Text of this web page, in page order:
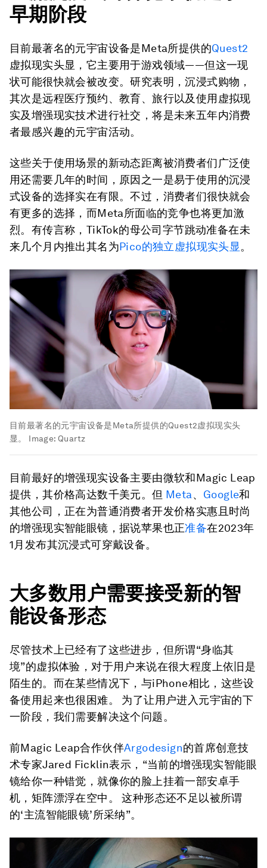
早期阶段
目前最著名的元宇宙设备是Meta所提供的Quest2
虚拟现实头显，它主要用于游戏领域——但这一现
状可能很快就会被改变。研究表明，沉浸式购物，
其次是远程医疗预约、教育、旅行以及使用虚拟现
实及增强现实技术进行社交，将是未来五年内消费
者最感兴趣的元宇宙活动。
这些关于使用场景的新动态距离被消费者们广泛使
用还需要几年的时间，原因之一是易于使用的沉浸
式设备的选择实在有限。不过，消费者们很快就会
有更多的选择，而Meta所面临的竞争也将更加激
烈。有传言称，TikTok的母公司字节跳动准备在未
来几个月内推出其名为Pico的独立虚拟现实头显。
目前最著名的元宇宙设备是Meta所提供的Quest2虚拟现实头
显。
Image: Quartz
目前最好的增强现实设备主要由微软和Magic Leap
提供，其价格高达数千美元。但 Meta、 Google和
其他公司，正在为普通消费者开发价格实惠且时尚
的增强现实智能眼镜，据说苹果也正准备在2023年
1月发布其沉浸式可穿戴设备。
大多数用户需要接受新的智
能设备形态
尽管技术上已经有了这些进步，但所谓“身临其
境”的虚拟体验，对于用户来说在很大程度上依旧是
陌生的。而在某些情况下，与iPhone相比，这些设
备使用起来也很困难。 为了让用户进入元宇宙的下
一阶段，我们需要解决这个问题。
前Magic Leap合作伙伴Argodesign的首席创意技
术专家Jared Ficklin表示，“当前的增强现实智能眼
镜给你一种错觉，就像你的脸上挂着一部安卓手
机，矩阵漂浮在空中。 这种形态还不足以被所谓
的‘主流智能眼镜’所采纳”。